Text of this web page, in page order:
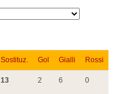
Sostituz. Gol Gialli Rossi
13 2 6 0